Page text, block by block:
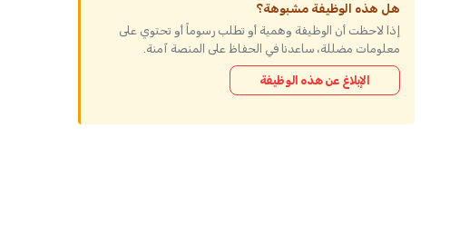
هل هذه الوظيفة مشبوهة؟
إذا لاحظت أن الوظيفة وهمية أو تطلب رسوماً أو تحتوي على
معلومات مضللة، ساعدنا في الحفاظ على المنصة آمنة.
الإبلاغ عن هذه الوظيفة